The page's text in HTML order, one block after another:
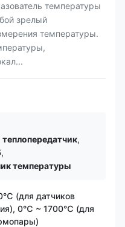
температуры
зрелый
температуры.
,
,
температуры
(для датчиков
0℃ ~ 1700℃ (для